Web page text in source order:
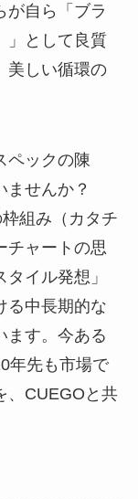
が自ら「ブラ
」として良質
美しい循環の
ペックの陳
せんか？
組み（カタチ
チャートの思
イル発想」
る中長期的な
ます。今ある
年先も市場で
、CUEGOと共